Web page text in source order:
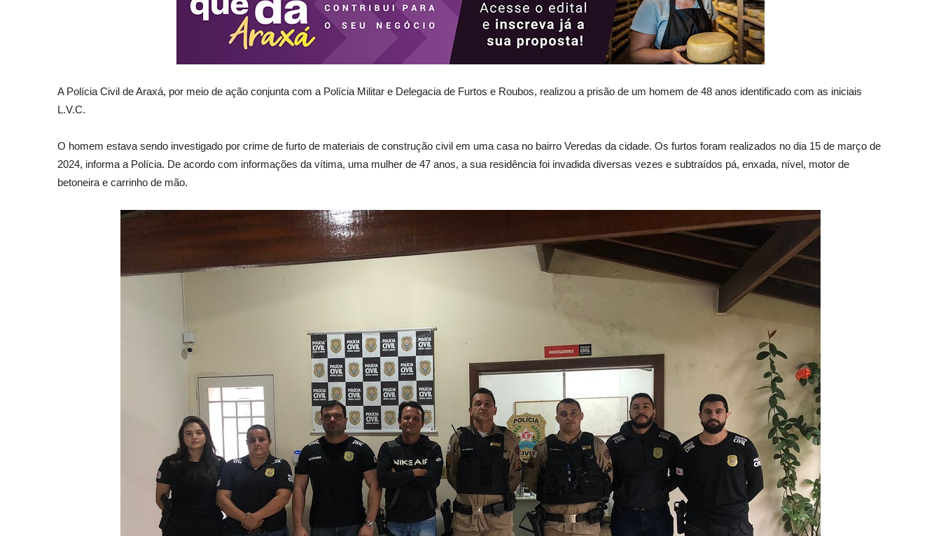
A Polícia Civil de Araxá, por meio de ação conjunta com a Polícia Militar e Delegacia de Furtos e Roubos, realizou a prisão de um homem de 48 anos identificado com as iniciais
L.V.C.
O homem estava sendo investigado por crime de furto de materiais de construção civil em uma casa no bairro Veredas da cidade. Os furtos foram realizados no dia 15 de março de
2024, informa a Polícia. De acordo com informações da vítima, uma mulher de 47 anos, a sua residência foi invadida diversas vezes e subtraídos pá, enxada, nível, motor de
betoneira e carrinho de mão.